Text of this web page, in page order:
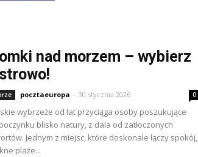
nad morzem – wybierz
pocztaeuropa - 30 stycznia 2026 0
wybrzeże od lat przyciąga osoby poszukujące
blisko natury, z dala od zatłoczonych
Jednym z miejsc, które doskonale łączy spokój,
plaże...